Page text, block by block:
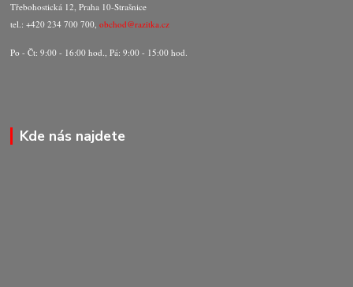
Třebohostická 12, Praha 10-Strašnice
tel.: +420 234 700 700,obchod@razitka.cz
Po - Čt: 9:00 - 16:00 hod., Pá: 9:00 - 15:00 hod.
Kde nás najdete